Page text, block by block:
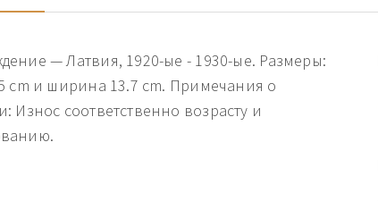
— Латвия, 1920-ые - 1930-ые. Размеры:
cm и ширина 13.7 cm. Примечания о
Износ соответственно возрасту и